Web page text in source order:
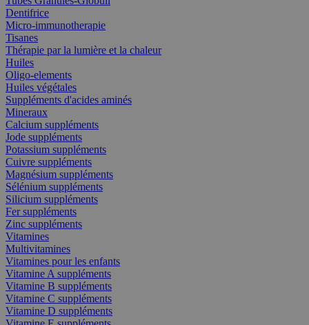
Dentifrice
Micro-immunotherapie
Tisanes
Thérapie par la lumière et la chaleur
Huiles
Oligo-elements
Huiles végétales
Suppléments d'acides aminés
Mineraux
Calcium suppléments
Jode suppléments
Potassium suppléments
Cuivre suppléments
Magnésium suppléments
Sélénium suppléments
Silicium suppléments
Fer suppléments
Zinc suppléments
Vitamines
Multivitamines
Vitamines pour les enfants
Vitamine A suppléments
Vitamine B suppléments
Vitamine C suppléments
Vitamine D suppléments